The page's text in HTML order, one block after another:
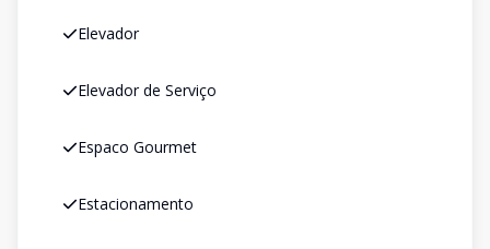
Elevador
Elevador de Serviço
Espaco Gourmet
Estacionamento